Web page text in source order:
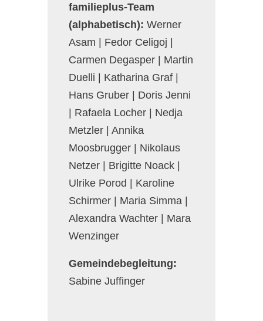
familieplus-Team
(alphabetisch): Werner
Asam | Fedor Celigoj |
Carmen Degasper | Martin
Duelli | Katharina Graf |
Hans Gruber | Doris Jenni
| Rafaela Locher | Nedja
Metzler | Annika
Moosbrugger | Nikolaus
Netzer | Brigitte Noack |
Ulrike Porod | Karoline
Schirmer | Maria Simma |
Alexandra Wachter | Mara
Wenzinger
Gemeindebegleitung:
Sabine Juffinger